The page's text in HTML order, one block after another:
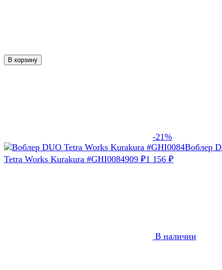
В корзину
-21%
Воблер
Tetra Works Kurakura #GHI0084909 ₽1 156 ₽
В наличии